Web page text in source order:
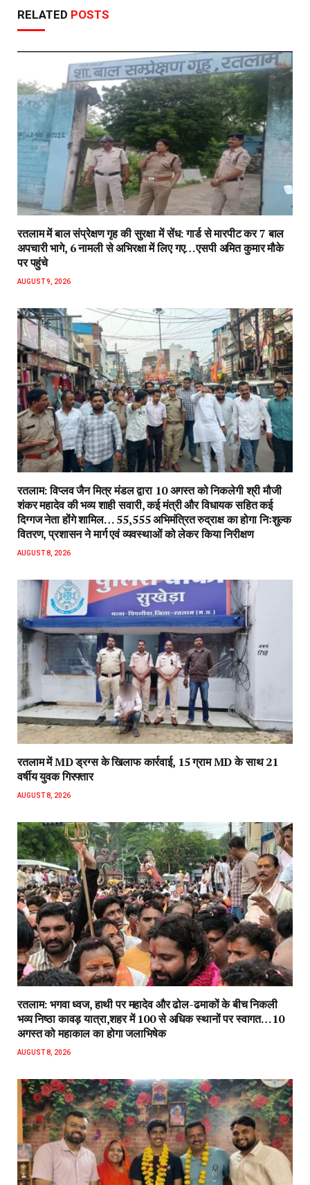
RELATED POSTS
रतलाम में बाल संप्रेक्षण गृह की सुरक्षा में सेंध: गार्ड से मारपीट कर 7 बाल
अपचारी भागे, 6 नामली से अभिरक्षा में लिए गए…एसपी अमित कुमार मौके
पर पहुंचे
AUGUST 9, 2026
रतलाम: विप्लव जैन मित्र मंडल द्वारा 10 अगस्त को निकलेगी श्री मौजी
शंकर महादेव की भव्य शाही सवारी, कई मंत्री और विधायक सहित कई
दिग्गज नेता होंगे शामिल… 55,555 अभिमंत्रित रुद्राक्ष का होगा निःशुल्क
वितरण, प्रशासन ने मार्ग एवं व्यवस्थाओं को लेकर किया निरीक्षण
AUGUST 8, 2026
रतलाम में MD ड्रग्स के खिलाफ कार्रवाई, 15 ग्राम MD के साथ 21
वर्षीय युवक गिरफ्तार
AUGUST 8, 2026
रतलाम: भगवा ध्वज, हाथी पर महादेव और ढोल-ढमाकों के बीच निकली
भव्य निष्ठा कावड़ यात्रा,शहर में 100 से अधिक स्थानों पर स्वागत…10
अगस्त को महाकाल का होगा जलाभिषेक
AUGUST 8, 2026